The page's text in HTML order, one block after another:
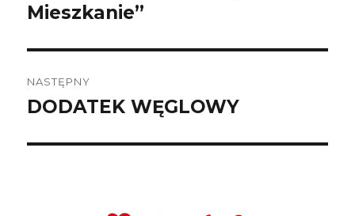
wpis:
Mieszkanie”
NASTĘPNY
Następny
DODATEK WĘGLOWY